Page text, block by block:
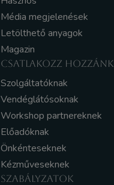
Média megjelenések
Letölthető anyagok
Magazin
CSATLAKOZZ HOZZÁNK
Szolgáltatóknak
Vendéglátósoknak
Workshop partnereknek
Előadóknak
Önkénteseknek
Kézműveseknek
SZABÁLYZATOK